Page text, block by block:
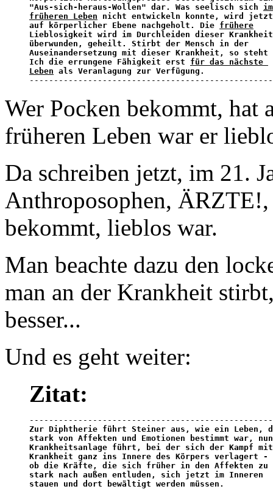
"Aus-sich-heraus-Wollen" dar. Was seelisch sich
früheren Leben nicht entwickeln konnte, wird
auf körperlicher Ebene nachgeholt. Die frühere
Lieblosigkeit wird im Durchleiden dieser
überwunden, geheilt. Stirbt der Mensch in der
Auseinandersetzung mit dieser Krankheit, so steht
Ich die errungene Fähigkeit erst für das nächste
Leben als Veranlagung zur Verfügung.
Wer Pocken bekommt, hat
früheren Leben war er
Da schreiben jetzt, im 21.
Anthroposophen, ÄRZTE!,
bekommt, lieblos war.
Man beachte dazu den
man an der Krankheit
besser...
Und es geht weiter:
Zitat:
Zur Diphtherie führt Steiner aus, wie ein Leben,
stark von Affekten und Emotionen bestimmt war,
Krankheitsanlage führt, bei der sich der Kampf
Krankheit ganz ins Innere des Körpers verlagert
ob die Kräfte, die sich früher in den Affekten zu
stark nach außen entluden, sich jetzt im Inneren
stauen und dort bewältigt werden müssen.